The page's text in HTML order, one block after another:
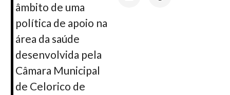
âmbito de uma
política de apoio na
área da saúde
desenvolvida pela
Câmara Municipal
de Celorico de